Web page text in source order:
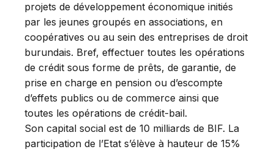
projets de développement économique initiés
par les jeunes groupés en associations, en
coopératives ou au sein des entreprises de droit
burundais. Bref, effectuer toutes les opérations
de crédit sous forme de prêts, de garantie, de
prise en charge en pension ou d’escompte
d’effets publics ou de commerce ainsi que
toutes les opérations de crédit-bail.
Son capital social est de 10 milliards de BIF. La
participation de l’Etat s’élève à hauteur de 15%